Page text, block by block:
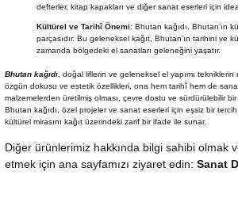
defterler, kitap kapakları ve diğer sanat eserleri için
Kültürel ve Tarihî Önemi: Bhutan kağıdı, Bhutan’ın
parçasıdır. Bu geleneksel kağıt, Bhutan’ın tarihini ve
zamanda bölgedeki el sanatları geleneğini yaşatır.
Bhutan kağıdı , doğal liflerin ve geleneksel el yapımı tekniklerin
özgün dokusu ve estetik özellikleri, ona hem tarihî hem de
malzemelerden üretilmiş olması, çevre dostu ve sürdürülebilir bir
Bhutan kağıdı, özel projeler ve sanat eserleri için eşsiz bir
kültürel mirasını kağıt üzerindeki zarif bir ifade ile sunar.
Diğer ürünlerimiz hakkında bilgi sahibi olmak
etmek için ana sayfamızı ziyaret edin: Sanat